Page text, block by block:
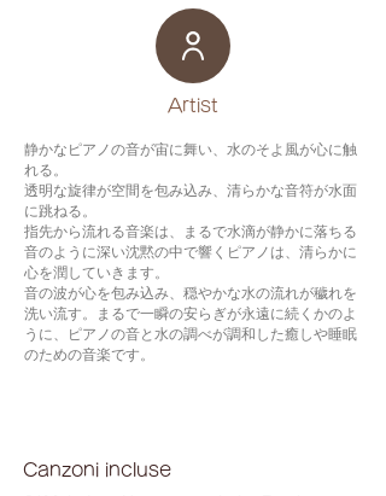
​Artist
静かなピアノの音が宙に舞い、水のそよ風が心に触
れる。
透明な旋律が空間を包み込み、清らかな音符が水面
に跳ねる。
指先から流れる音楽は、まるで水滴が静かに落ちる
音のように深い沈黙の中で響くピアノは、清らかに
心を潤していきます。
音の波が心を包み込み、穏やかな水の流れが穢れを
洗い流す。まるで一瞬の安らぎが永遠に続くかのよ
うに、ピアノの音と水の調べが調和した癒しや睡眠
のための音楽です。
Canzoni incluse